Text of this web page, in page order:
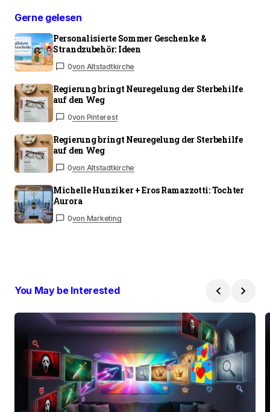
Gerne gelesen
Personalisierte Sommer Geschenke &
Strandzubehör: Ideen
0von Altstadtkirche
Regierung bringt Neuregelung der Sterbehilfe
auf den Weg
0von Pinterest
Regierung bringt Neuregelung der Sterbehilfe
auf den Weg
0von Altstadtkirche
Michelle Hunziker + Eros Ramazzotti: Tochter
Aurora
0von Marketing
You May be Interested